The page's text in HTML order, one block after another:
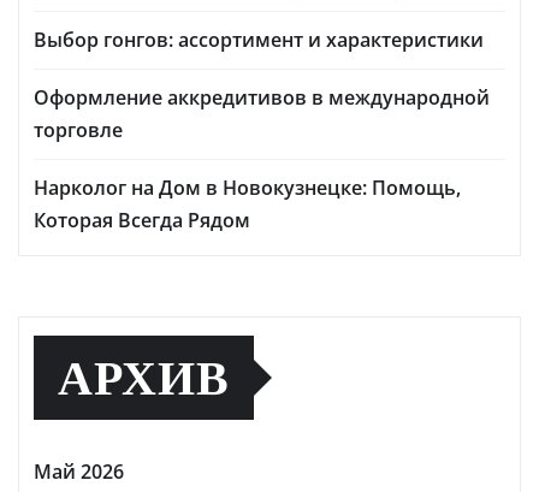
Выбор гонгов: ассортимент и характеристики
Оформление аккредитивов в международной
торговле
Нарколог на Дом в Новокузнецке: Помощь,
Которая Всегда Рядом
АРХИВ
Май 2026